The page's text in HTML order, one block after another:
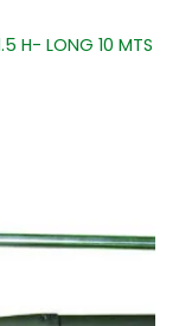
H- LONG 10 MTS